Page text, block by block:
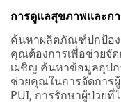
การดูแลสุขภาพและก
ค้นหาผลิตภัณฑ์ปกป้อง
คุณต้องการเพื่อช่วยจั
เผชิญ ค้นหาข้อมูลอุปก
ช่วยคุณในการจัดการ
PUI, การรักษาผู้ป่วยที่